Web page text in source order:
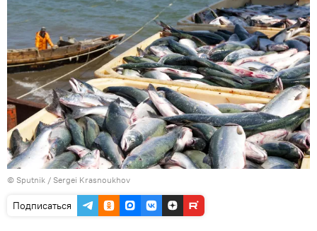
© Sputnik / Sergei Krasnoukhov
Подписаться